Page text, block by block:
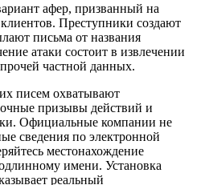
афер, призванный на
Преступники создают
письма от названия
атаки состоит в извлечении
частной данных.
писем охватывают
призывы действий и
Официальные компании не
сведения по электронной
местонахождение
имени. Установка
реальный